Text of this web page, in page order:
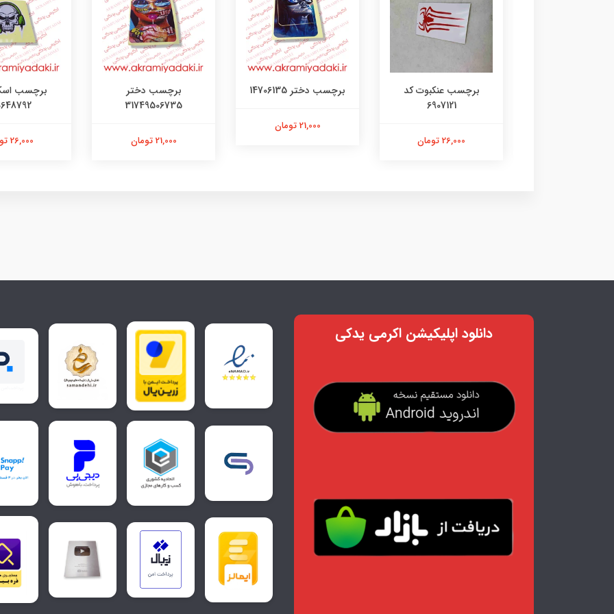
برچسب عنکبوت کد
6907121
26,000 تومان
برچسب دختر 14706135
21,000 تومان
برچسب دختر
31749506735
21,000 تومان
برچسب
26,000 تومان
دانلود اپلیکیشن اکرمی یدکی